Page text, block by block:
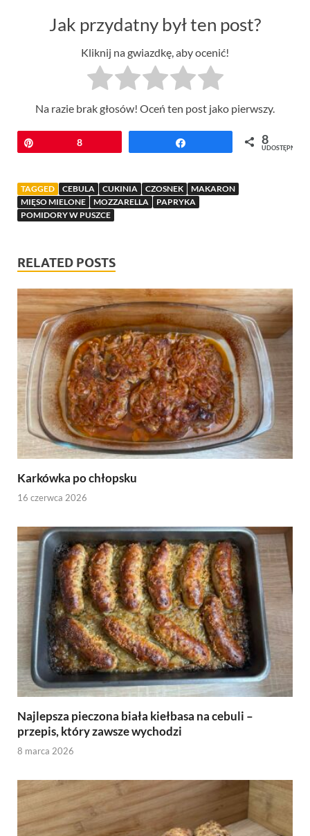
Jak przydatny był ten post?
Kliknij na gwiazdkę, aby ocenić!
Na razie brak głosów! Oceń ten post jako pierwszy.
Przypnij8 8
UDOSTĘPNIEŃ
TAGGED CEBULA CUKINIA CZOSNEK
MAKARON
MIĘSO MIELONE
MOZZARELLA
PAPRYKA
POMIDORY W PUSZCE
RELATED POSTS
Karkówka po chłopsku
16 czerwca 2026
Najlepsza pieczona biała kiełbasa na cebuli –
przepis, który zawsze wychodzi
8 marca 2026